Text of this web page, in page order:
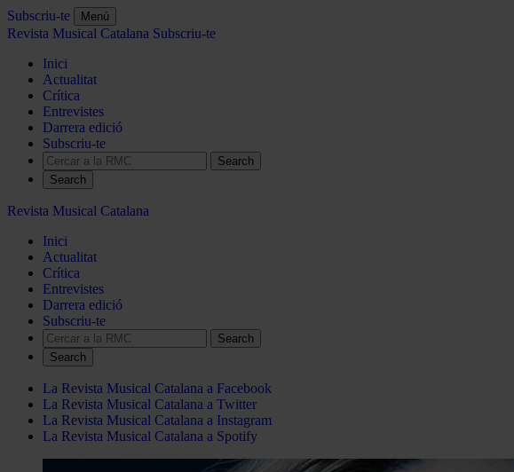
Subscriu-te Menú
Revista Musical Catalana Subscriu-te
Inici
Actualitat
Crítica
Entrevistes
Darrera edició
Subscriu-te
Search
Revista Musical Catalana
Inici
Actualitat
Crítica
Entrevistes
Darrera edició
Subscriu-te
Search
La Revista Musical Catalana a Facebook
La Revista Musical Catalana a Twitter
La Revista Musical Catalana a Instagram
La Revista Musical Catalana a Spotify